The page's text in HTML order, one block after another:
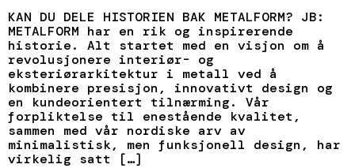
KAN DU DELE HISTORIEN BAK METALFORM? JB:
METALFORM har en rik og inspirerende
historie. Alt startet med en visjon om å
revolusjonere interiør- og
eksteriørarkitektur i metall ved å
kombinere presisjon, innovativt design og
en kundeorientert tilnærming. Vår
forpliktelse til enestående kvalitet,
sammen med vår nordiske arv av
minimalistisk, men funksjonell design, har
virkelig satt […]